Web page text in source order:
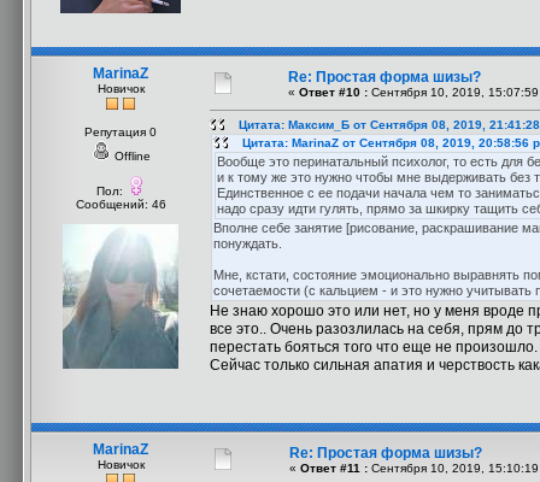
MarinaZ
Новичок
Репутация 0
Offline
Пол:
Сообщений: 46
Re: Простая форма шизы?
« Ответ #10 : Сентября 10, 2019,
Цитата: Максим_Б от Сентября 08, 2019,
Цитата: MarinaZ от Сентября 08, 2019, 20:58:56
Вообще это перинатальный психолог, то есть для
и к тому же это нужно чтобы мне выдерживать без
Единственное с ее подачи начала чем то
надо сразу идти гулять, прямо за шкирку тащить
Вполне себе занятие [рисование, раскрашивание
понуждать.
Мне, кстати, состояние эмоционально выравнять
сочетаемости (с кальцием - и это нужно
Не знаю хорошо это или нет, но у меня вроде
все это.. Очень разозлилась на себя, прям до
перестать бояться того что еще не произошло.
Сейчас только сильная апатия и черствость
MarinaZ
Новичок
Re: Простая форма шизы?
« Ответ #11 : Сентября 10, 2019,